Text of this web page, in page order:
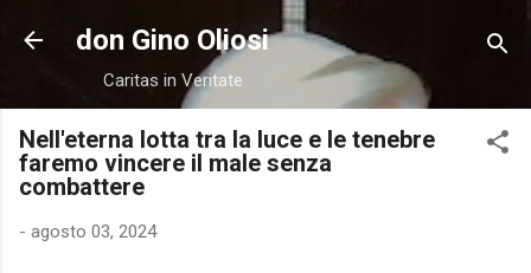
Passa ai contenuti principali
don Gino Oliosi
Caritas in Veritate
Nell'eterna lotta tra la luce e le tenebre
faremo vincere il male senza
combattere
- agosto 03, 2024